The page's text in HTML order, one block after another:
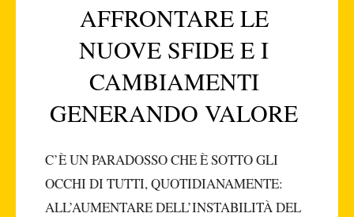
AFFRONTARE LE
NUOVE SFIDE E I
CAMBIAMENTI
GENERANDO VALORE
C’È UN PARADOSSO CHE È SOTTO GLI
OCCHI DI TUTTI, QUOTIDIANAMENTE:
ALL’AUMENTARE DELL’INSTABILITÀ DEL